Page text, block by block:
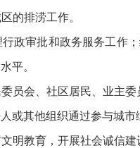
排涝工作。
审批和政务服务工作；
平。
会、社区居民、业主委
其他组织通过参与城市
教育，开展社会诚信建